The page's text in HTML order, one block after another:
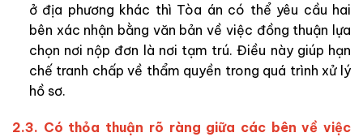
ở địa phương khác thì Tòa án có thể yêu cầu hai
bên xác nhận bằng văn bản về việc đồng thuận lựa
chọn nơi nộp đơn là nơi tạm trú. Điều này giúp hạn
chế tranh chấp về thẩm quyền trong quá trình xử lý
hồ sơ.
2.3. Có thỏa thuận rõ ràng giữa các bên về việc